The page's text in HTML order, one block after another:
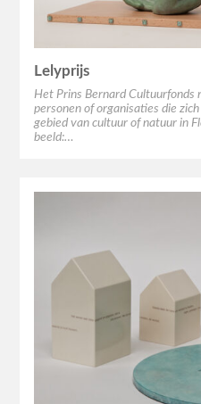
Lelyprijs
Het Prins Bernard Cultuurfonds
personen of organisaties die
gebied van cultuur of natuur in
beeld:…